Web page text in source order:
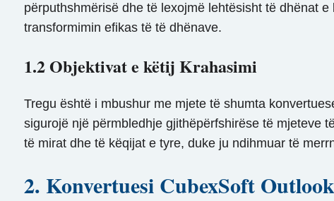
përputhshmërisë dhe të lexojmë lehtësisht të dhënat
transformimin efikas të të dhënave.
1.2 Objektivat e këtij Krahasimi
Tregu është i mbushur me mjete të shumta
sigurojë një përmbledhje gjithëpërfshirëse të mjeteve
të mirat dhe të këqijat e tyre, duke ju ndihmuar të
2. Konvertuesi CubexSoft